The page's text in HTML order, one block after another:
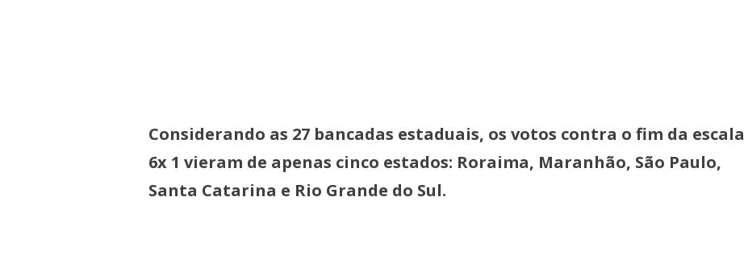
Considerando as 27 bancadas estaduais, os votos contra o fim da escala
6x 1 vieram de apenas cinco estados: Roraima, Maranhão, São Paulo,
Santa Catarina e Rio Grande do Sul.